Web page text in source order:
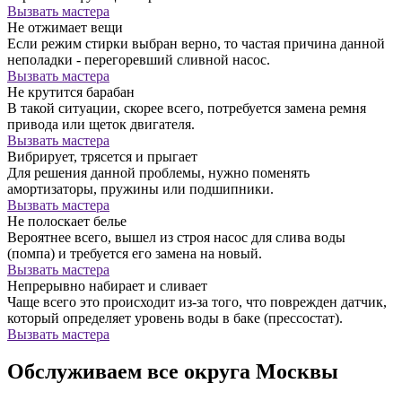
Вызвать мастера
Не отжимает вещи
Если режим стирки выбран верно, то частая причина данной
неполадки - перегоревший сливной насос.
Вызвать мастера
Не крутится барабан
В такой ситуации, скорее всего, потребуется замена ремня
привода или щеток двигателя.
Вызвать мастера
Вибрирует, трясется и прыгает
Для решения данной проблемы, нужно поменять
амортизаторы, пружины или подшипники.
Вызвать мастера
Не полоскает белье
Вероятнее всего, вышел из строя насос для слива воды
(помпа) и требуется его замена на новый.
Вызвать мастера
Непрерывно набирает и сливает
Чаще всего это происходит из-за того, что поврежден датчик,
который определяет уровень воды в баке (прессостат).
Вызвать мастера
Обслуживаем все округа Москвы